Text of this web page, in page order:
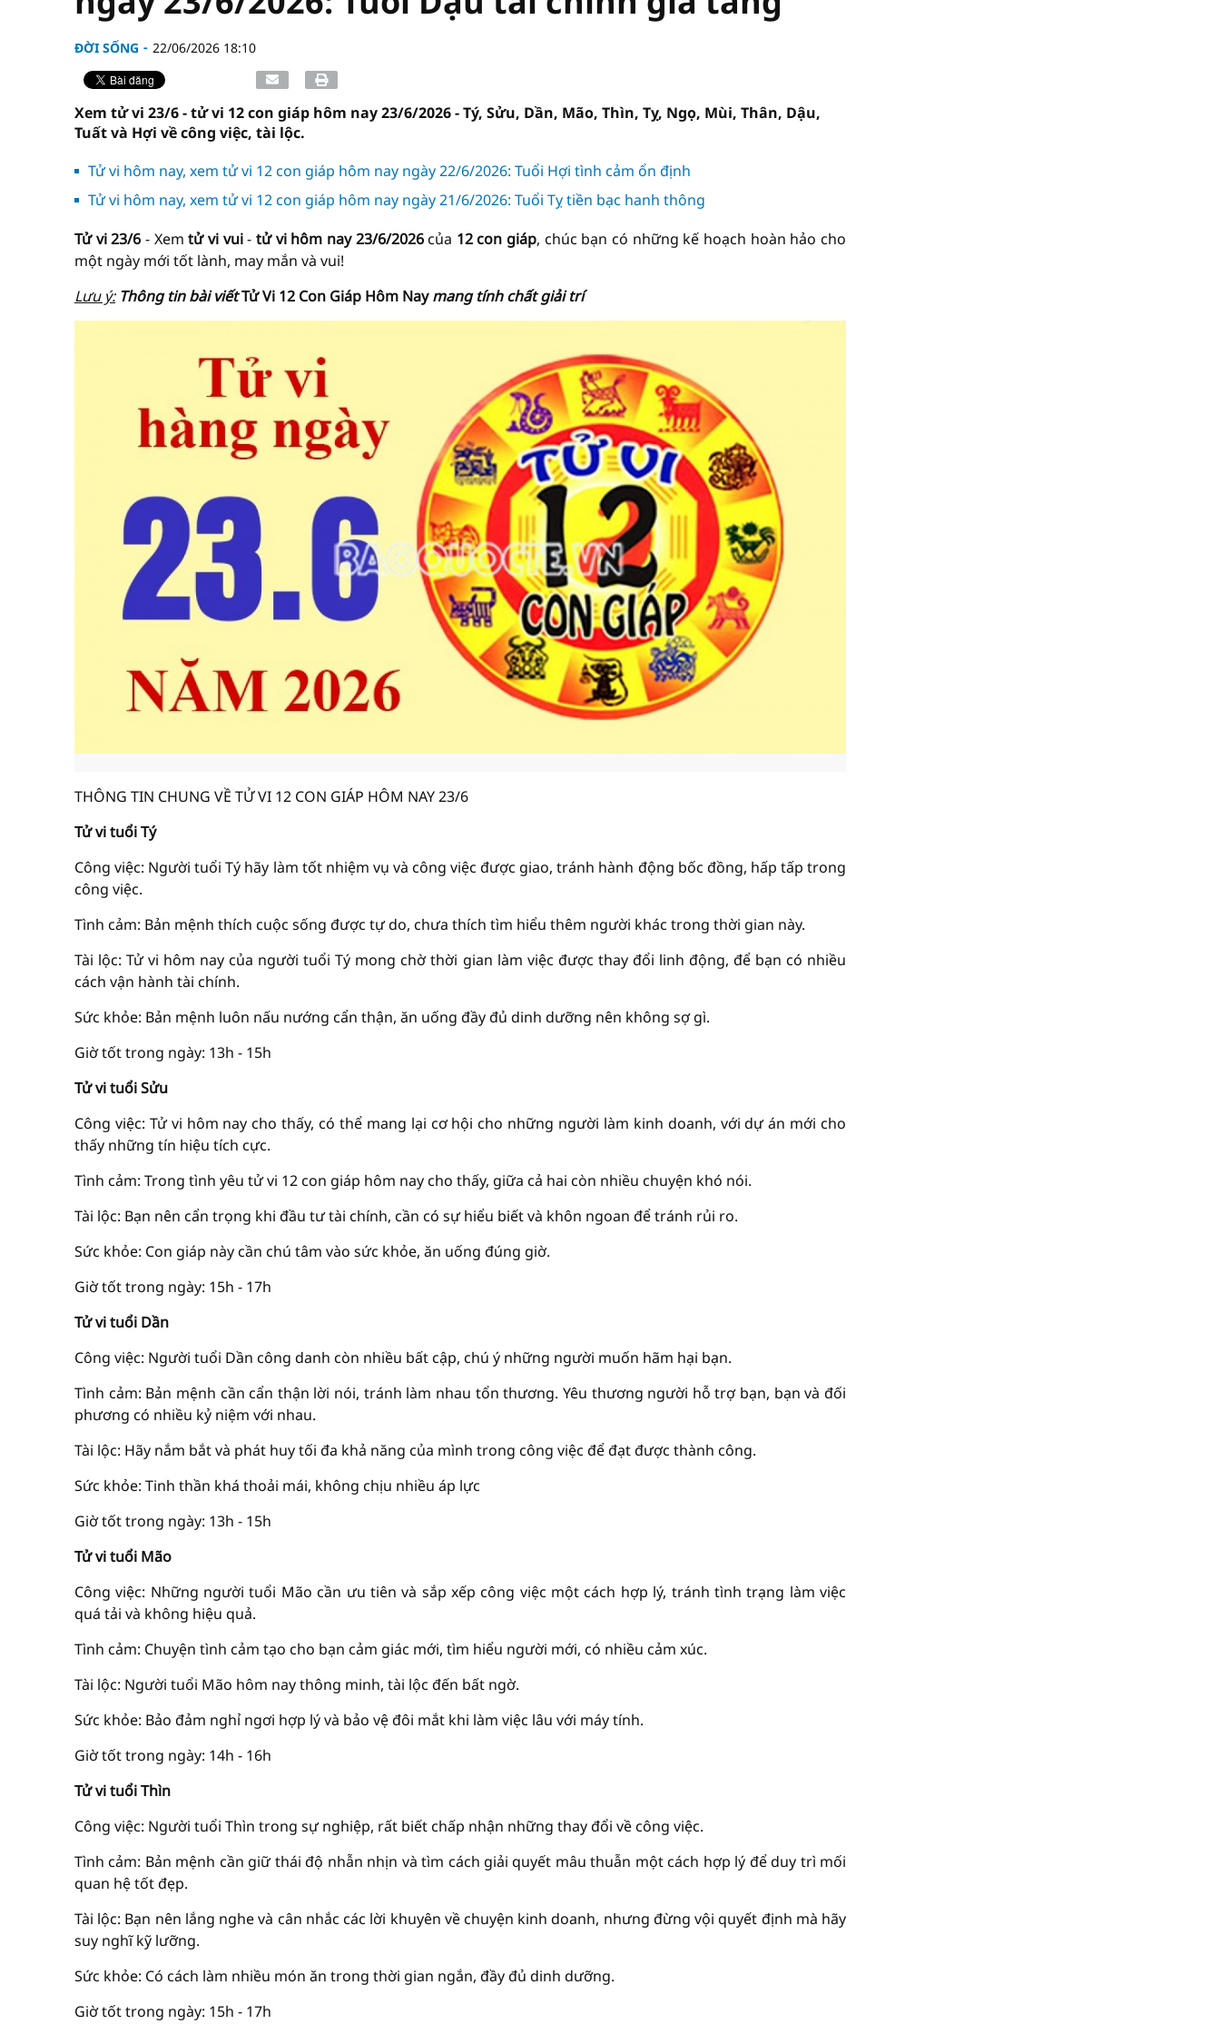
ĐỜI SỐNG 22/06/2026 18:10
Xem tử vi 23/6 - tử vi 12 con giáp hôm nay 23/6/2026 - Tý, Sửu, Dần, Mão, Thìn, Tỵ, Ngọ, Mùi, Thân, Dậu,
Tuất và Hợi về công việc, tài lộc.
Tử vi hôm nay, xem tử vi 12 con giáp hôm nay ngày 22/6/2026: Tuổi Hợi tình cảm ổn định
Tử vi hôm nay, xem tử vi 12 con giáp hôm nay ngày 21/6/2026: Tuổi Tỵ tiền bạc hanh thông
Tử vi 23/6 - Xemtử vi vui- tử vi hôm nay 23/6/2026của 12 con giáp, chúc bạn có những kế hoạch hoàn hảo cho
một ngày mới tốt lành, may mắn và vui!
Lưu ý: Thông tin bài viếtTử Vi 12 Con Giáp Hôm Naymang tính chất giải trí
THÔNG TIN CHUNG VỀ TỬ VI 12 CON GIÁP HÔM NAY 23/6
Tử vi tuổi Tý
Công việc: Người tuổi Tý hãy làm tốt nhiệm vụ và công việc được giao, tránh hành động bốc đồng, hấp tấp trong
công việc.
Tình cảm: Bản mệnh thích cuộc sống được tự do, chưa thích tìm hiểu thêm người khác trong thời gian này.
Tài lộc: Tử vi hôm nay của người tuổi Tý mong chờ thời gian làm việc được thay đổi linh động, để bạn có nhiều
cách vận hành tài chính.
Sức khỏe: Bản mệnh luôn nấu nướng cẩn thận, ăn uống đầy đủ dinh dưỡng nên không sợ gì.
Giờ tốt trong ngày: 13h - 15h
Tử vi tuổi Sửu
Công việc: Tử vi hôm nay cho thấy, có thể mang lại cơ hội cho những người làm kinh doanh, với dự án mới cho
thấy những tín hiệu tích cực.
Tình cảm: Trong tình yêu tử vi 12 con giáp hôm nay cho thấy, giữa cả hai còn nhiều chuyện khó nói.
Tài lộc: Bạn nên cẩn trọng khi đầu tư tài chính, cần có sự hiểu biết và khôn ngoan để tránh rủi ro.
Sức khỏe: Con giáp này cần chú tâm vào sức khỏe, ăn uống đúng giờ.
Giờ tốt trong ngày: 15h - 17h
Tử vi tuổi Dần
Công việc: Người tuổi Dần công danh còn nhiều bất cập, chú ý những người muốn hãm hại bạn.
Tình cảm: Bản mệnh cần cẩn thận lời nói, tránh làm nhau tổn thương. Yêu thương người hỗ trợ bạn, bạn và đối
phương có nhiều kỷ niệm với nhau.
Tài lộc: Hãy nắm bắt và phát huy tối đa khả năng của mình trong công việc để đạt được thành công.
Sức khỏe: Tinh thần khá thoải mái, không chịu nhiều áp lực
Giờ tốt trong ngày: 13h - 15h
Tử vi tuổi Mão
Công việc: Những người tuổi Mão cần ưu tiên và sắp xếp công việc một cách hợp lý, tránh tình trạng làm việc
quá tải và không hiệu quả.
Tình cảm: Chuyện tình cảm tạo cho bạn cảm giác mới, tìm hiểu người mới, có nhiều cảm xúc.
Tài lộc: Người tuổi Mão hôm nay thông minh, tài lộc đến bất ngờ.
Sức khỏe: Bảo đảm nghỉ ngơi hợp lý và bảo vệ đôi mắt khi làm việc lâu với máy tính.
Giờ tốt trong ngày: 14h - 16h
Tử vi tuổi Thìn
Công việc: Người tuổi Thìn trong sự nghiệp, rất biết chấp nhận những thay đổi về công việc.
Tình cảm: Bản mệnh cần giữ thái độ nhẫn nhịn và tìm cách giải quyết mâu thuẫn một cách hợp lý để duy trì mối
quan hệ tốt đẹp.
Tài lộc: Bạn nên lắng nghe và cân nhắc các lời khuyên về chuyện kinh doanh, nhưng đừng vội quyết định mà hãy
suy nghĩ kỹ lưỡng.
Sức khỏe: Có cách làm nhiều món ăn trong thời gian ngắn, đầy đủ dinh dưỡng.
Giờ tốt trong ngày: 15h - 17h